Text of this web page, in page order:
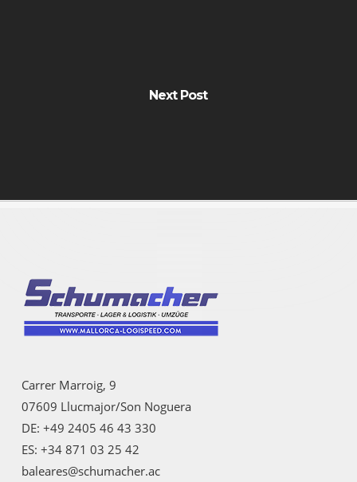
Next Post
Carrer Marroig, 9
07609 Llucmajor/Son Noguera
DE: +49 2405 46 43 330
ES: +34 871 03 25 42
baleares@schumacher.ac